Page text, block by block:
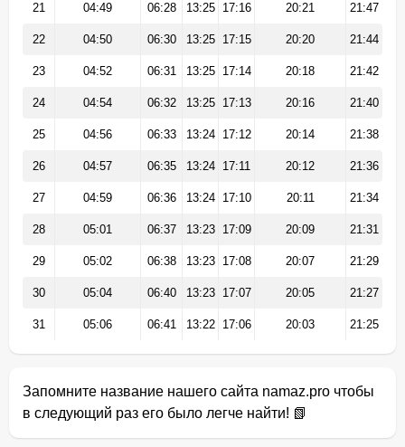
21 04:49 06:28 13:25 17:16 20:21 21:47
22 04:50 06:30 13:25 17:15 20:20 21:44
23 04:52 06:31 13:25 17:14 20:18 21:42
24 04:54 06:32 13:25 17:13 20:16 21:40
25 04:56 06:33 13:24 17:12 20:14 21:38
26 04:57 06:35 13:24 17:11 20:12 21:36
27 04:59 06:36 13:24 17:10 20:11 21:34
28 05:01 06:37 13:23 17:09 20:09 21:31
29 05:02 06:38 13:23 17:08 20:07 21:29
30 05:04 06:40 13:23 17:07 20:05 21:27
31 05:06 06:41 13:22 17:06 20:03 21:25
Запомните название нашего сайта namaz.pro чтобы
в следующий раз его было легче найти! 📗